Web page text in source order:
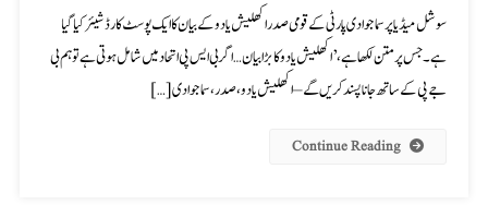
سوشل میڈیا پر سماجوادی پارٹی کے قومی صدر اکھلیش یادو کے بیان کا ایک پوسٹ کارڈ شیئر کیا گیا
ہے۔ جس پر متن لکھا ہے، ’اکھلیش یادو کا بڑا بیان… اگر بی ایس پی اتحاد میں شامل ہوتی ہے تو ہم بی
جے پی کے ساتھ جانا پسند کریں گے – اکھلیش یادو، صدر، سماجوادی […]
Continue Reading